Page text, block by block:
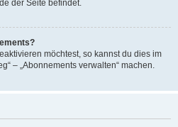
der Seite befindet.
möchtest, so kannst du dies im
– „Abonnements verwalten“ machen.